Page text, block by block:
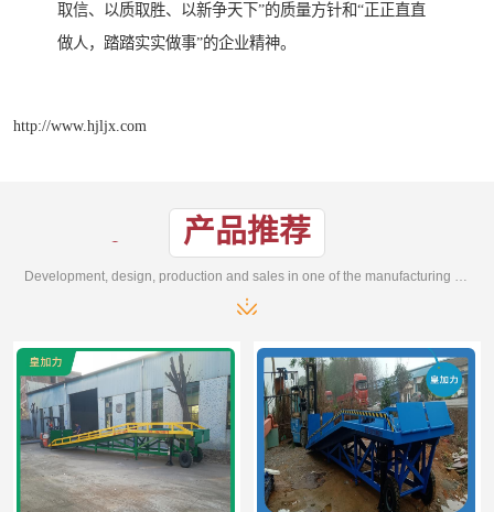
取信、以质取胜、以新争天下”的质量方针和“正正直直
做人，踏踏实实做事”的企业精神。
http://www.hjljx.com
产品推荐